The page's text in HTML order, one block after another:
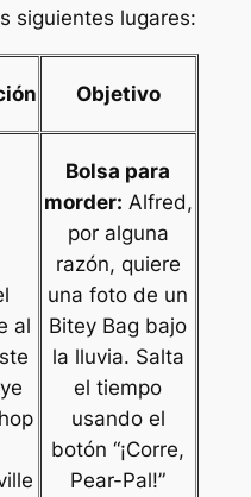
siguientes lugares:
Objetivo
al
Bolsa para
morder: Alfred,
por alguna
razón, quiere
una foto de un
Bitey Bag bajo
la lluvia. Salta
el tiempo
usando el
botón “¡Corre,
Pear-Pal!”